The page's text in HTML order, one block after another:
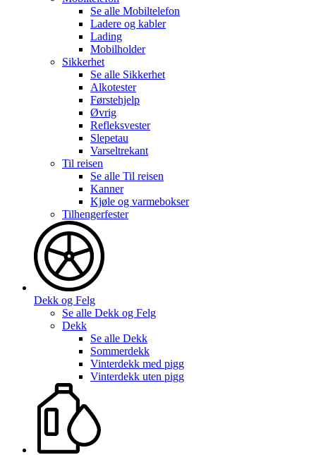
Se alle Mobiltelefon
Ladere og kabler
Lading
Mobilholder
Sikkerhet
Se alle Sikkerhet
Alkotester
Førstehjelp
Øvrig
Refleksvester
Slepetau
Varseltrekant
Til reisen
Se alle Til reisen
Kanner
Kjøle og varmebokser
Tilhengerfester
Dekk og Felg
Se alle Dekk og Felg
Dekk
Se alle Dekk
Sommerdekk
Vinterdekk med pigg
Vinterdekk uten pigg